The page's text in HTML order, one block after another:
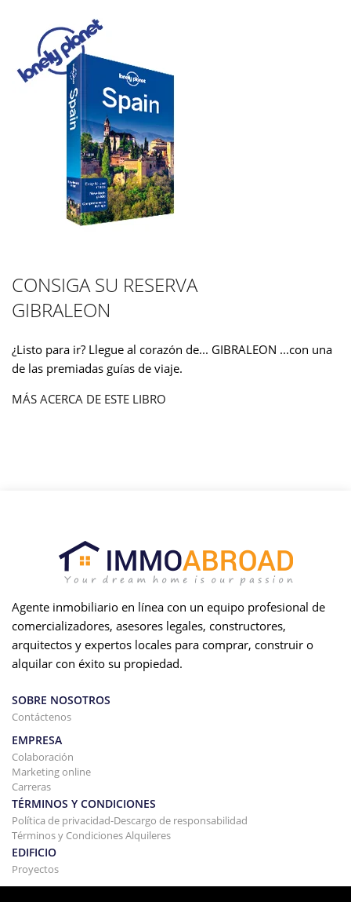
CONSIGA SU RESERVA
GIBRALEON
¿Listo para ir? Llegue al corazón de... GIBRALEON ...con una
de las premiadas guías de viaje.
MÁS ACERCA DE ESTE LIBRO
Agente inmobiliario en línea con un equipo profesional de
comercializadores, asesores legales, constructores,
arquitectos y expertos locales para comprar, construir o
alquilar con éxito su propiedad.
SOBRE NOSOTROS
Contáctenos
EMPRESA
Colaboración
Marketing online
Carreras
TÉRMINOS Y CONDICIONES
Política de privacidad-Descargo de responsabilidad
Términos y Condiciones Alquileres
EDIFICIO
Proyectos